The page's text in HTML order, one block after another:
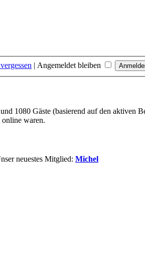
| Angemeldet bleiben
1080 Gäste (basierend auf den aktiven
waren.
neuestes Mitglied: Michel